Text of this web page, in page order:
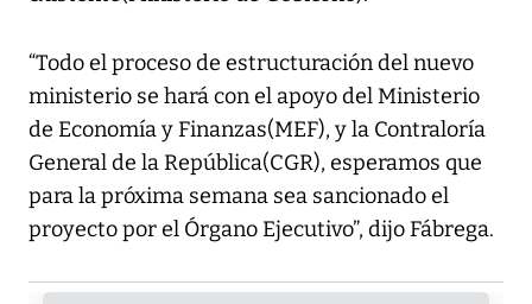
“Todo el proceso de estructuración del nuevo
ministerio se hará con el apoyo del Ministerio
de Economía y Finanzas(MEF), y la Contraloría
General de la República(CGR), esperamos que
para la próxima semana sea sancionado el
proyecto por el Órgano Ejecutivo”, dijo Fábrega.